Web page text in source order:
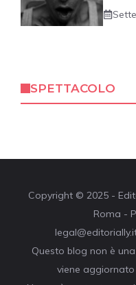
SPETTACOLO
Copyright © 2025 -
Roma -
Questo blog non è
viene